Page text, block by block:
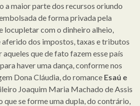
a maior parte dos recursos oriundo
de forma privada pela
locupletar com o dinheiro alheio,
dos impostos, taxas e tributos
que de fato fazem esse país
haver uma dança, conforme nos
Dona Cláudia, do romance Esaú e
Joaquim Maria Machado de Assis
se forme uma dupla, do contrário,